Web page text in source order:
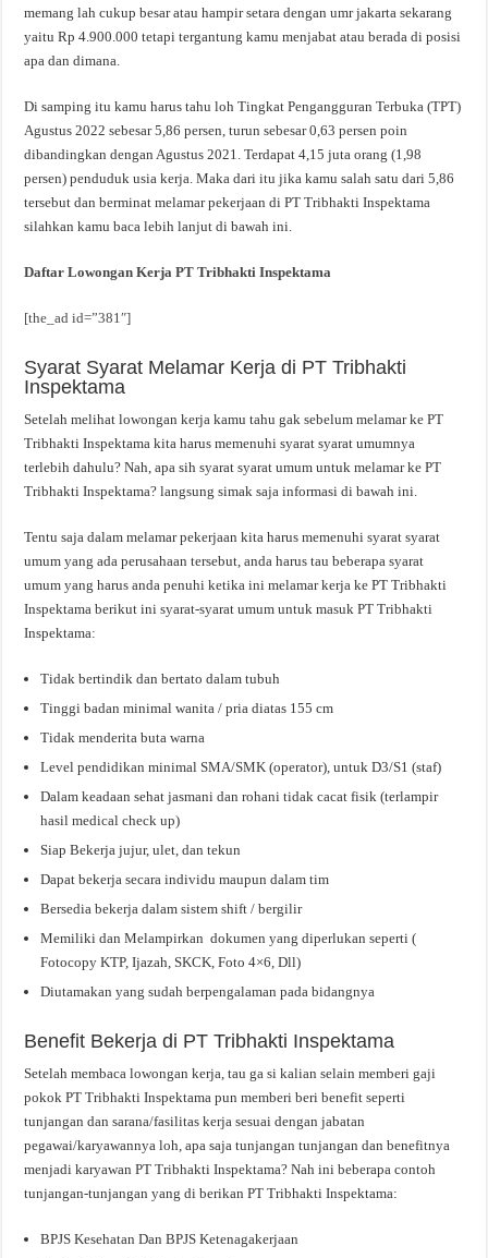
memang lah cukup besar atau hampir setara dengan umr jakarta sekarang
yaitu Rp 4.900.000 tetapi tergantung kamu menjabat atau berada di posisi
apa dan dimana.
Di samping itu kamu harus tahu loh Tingkat Pengangguran Terbuka (TPT)
Agustus 2022 sebesar 5,86 persen, turun sebesar 0,63 persen poin
dibandingkan dengan Agustus 2021. Terdapat 4,15 juta orang (1,98
persen) penduduk usia kerja. Maka dari itu jika kamu salah satu dari 5,86
tersebut dan berminat melamar pekerjaan di PT Tribhakti Inspektama
silahkan kamu baca lebih lanjut di bawah ini.
Daftar Lowongan Kerja PT Tribhakti Inspektama
[the_ad id=”381″]
Syarat Syarat Melamar Kerja di PT Tribhakti
Inspektama
Setelah melihat lowongan kerja kamu tahu gak sebelum melamar ke PT
Tribhakti Inspektama kita harus memenuhi syarat syarat umumnya
terlebih dahulu? Nah, apa sih syarat syarat umum untuk melamar ke PT
Tribhakti Inspektama? langsung simak saja informasi di bawah ini.
Tentu saja dalam melamar pekerjaan kita harus memenuhi syarat syarat
umum yang ada perusahaan tersebut, anda harus tau beberapa syarat
umum yang harus anda penuhi ketika ini melamar kerja ke PT Tribhakti
Inspektama berikut ini syarat-syarat umum untuk masuk PT Tribhakti
Inspektama:
Tidak bertindik dan bertato dalam tubuh
Tinggi badan minimal wanita / pria diatas 155 cm
Tidak menderita buta warna
Level pendidikan minimal SMA/SMK (operator), untuk D3/S1 (staf)
Dalam keadaan sehat jasmani dan rohani tidak cacat fisik (terlampir
hasil medical check up)
Siap Bekerja jujur, ulet, dan tekun
Dapat bekerja secara individu maupun dalam tim
Bersedia bekerja dalam sistem shift / bergilir
Memiliki dan Melampirkan dokumen yang diperlukan seperti (
Fotocopy KTP, Ijazah, SKCK, Foto 4×6, Dll)
Diutamakan yang sudah berpengalaman pada bidangnya
Benefit Bekerja di PT Tribhakti Inspektama
Setelah membaca lowongan kerja, tau ga si kalian selain memberi gaji
pokok PT Tribhakti Inspektama pun memberi beri benefit seperti
tunjangan dan sarana/fasilitas kerja sesuai dengan jabatan
pegawai/karyawannya loh, apa saja tunjangan tunjangan dan benefitnya
menjadi karyawan PT Tribhakti Inspektama? Nah ini beberapa contoh
tunjangan-tunjangan yang di berikan PT Tribhakti Inspektama:
BPJS Kesehatan Dan BPJS Ketenagakerjaan